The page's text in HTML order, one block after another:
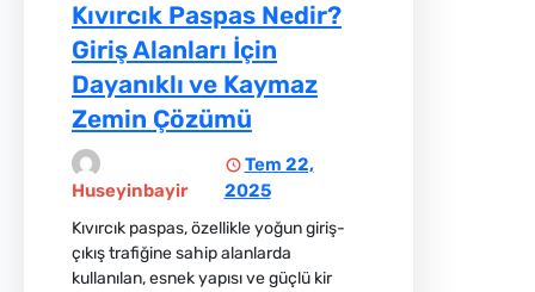
Kıvırcık Paspas Nedir?
Giriş Alanları İçin
Dayanıklı ve Kaymaz
Zemin Çözümü
Huseyinbayir
Tem 22,
2025
Kıvırcık paspas, özellikle yoğun giriş-
çıkış trafiğine sahip alanlarda
kullanılan, esnek yapısı ve güçlü kir